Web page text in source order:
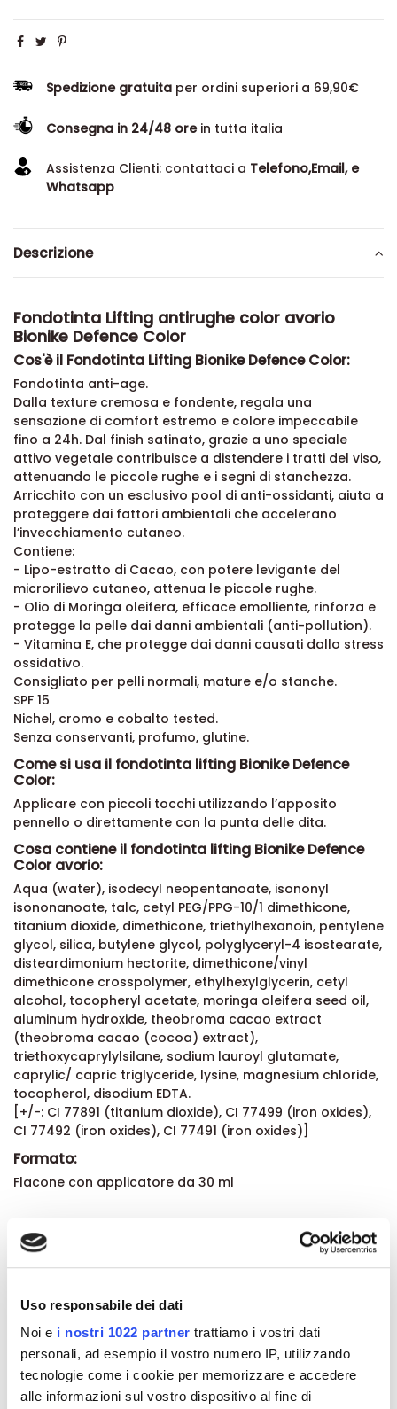
Uso responsabile dei dati
Noi e i nostri 1022 partner trattiamo i vostri dati
personali, ad esempio il vostro numero IP, utilizzando
tecnologie come i cookie per memorizzare e accedere
alle informazioni sul vostro dispositivo al fine di
Spedizione gratuita per ordini superiori a 69,90€
Consegna in 24/48 orein tutta italia
Assistenza Clienti: contattaci a Telefono,Email, e
Whatsapp
Descrizione
Fondotinta Lifting antirughe color avorio
Bionike Defence Color
Cos'è il Fondotinta Lifting Bionike Defence Color:
Fondotinta anti-age.
Dalla texture cremosa e fondente, regala una
sensazione di comfort estremo e colore impeccabile
fino a 24h. Dal finish satinato, grazie a uno speciale
attivo vegetale contribuisce a distendere i tratti del viso,
attenuando le piccole rughe e i segni di stanchezza.
Arricchito con un esclusivo pool di anti-ossidanti, aiuta a
proteggere dai fattori ambientali che accelerano
l’invecchiamento cutaneo.
Contiene:
- Lipo-estratto di Cacao, con potere levigante del
microrilievo cutaneo, attenua le piccole rughe.
- Olio di Moringa oleifera, efficace emolliente, rinforza e
protegge la pelle dai danni ambientali (anti-pollution).
- Vitamina E, che protegge dai danni causati dallo stress
ossidativo.
Consigliato per pelli normali, mature e/o stanche.
SPF 15
Nichel, cromo e cobalto tested.
Senza conservanti, profumo, glutine.
Come si usa il fondotinta lifting Bionike Defence
Color:
Applicare con piccoli tocchi utilizzando l’apposito
pennello o direttamente con la punta delle dita.
Cosa contiene il fondotinta lifting Bionike Defence
Color avorio:
Aqua (water), isodecyl neopentanoate, isononyl
isononanoate, talc, cetyl PEG/PPG-10/1 dimethicone,
titanium dioxide, dimethicone, triethylhexanoin, pentylene
glycol, silica, butylene glycol, polyglyceryl-4 isostearate,
disteardimonium hectorite, dimethicone/vinyl
dimethicone crosspolymer, ethylhexylglycerin, cetyl
alcohol, tocopheryl acetate, moringa oleifera seed oil,
aluminum hydroxide, theobroma cacao extract
(theobroma cacao (cocoa) extract),
triethoxycaprylylsilane, sodium lauroyl glutamate,
caprylic/ capric triglyceride, lysine, magnesium chloride,
tocopherol, disodium EDTA.
[+/-: CI 77891 (titanium dioxide), CI 77499 (iron oxides),
CI 77492 (iron oxides), CI 77491 (iron oxides)]
Formato:
Flacone con applicatore da 30 ml
Dettagli del prodotto
About BioNike
Recensioni